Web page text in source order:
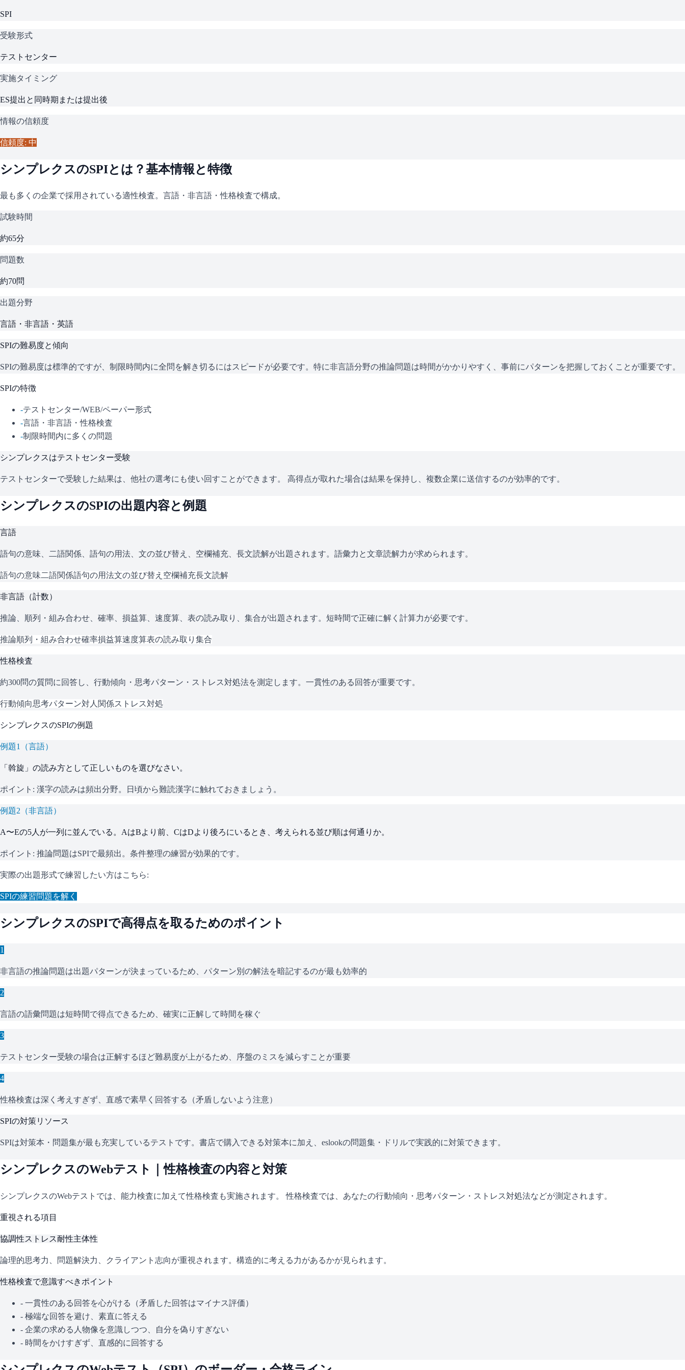
SPI
受験形式
テストセンター
実施タイミング
ES提出と同時期または提出後
情報の信頼度
信頼度: 中
シンプレクスのSPIとは？基本情報と特徴
最も多くの企業で採用されている適性検査。言語・非言語・性格検査で構成。
試験時間
約65分
問題数
約70問
出題分野
言語・非言語・英語
SPIの難易度と傾向
SPIの難易度は標準的ですが、制限時間内に全問を解き切るにはスピードが必要です。特に非言語分野の推論問題は時間がかかりやすく、事前にパターンを把握しておくことが重要です。
SPIの特徴
-テストセンター/WEB/ペーパー形式
-言語・非言語・性格検査
-制限時間内に多くの問題
シンプレクスはテストセンター受験
テストセンターで受験した結果は、他社の選考にも使い回すことができます。 高得点が取れた場合は結果を保持し、複数企業に送信するのが効率的です。
シンプレクスのSPIの出題内容と例題
言語
語句の意味、二語関係、語句の用法、文の並び替え、空欄補充、長文読解が出題されます。語彙力と文章読解力が求められます。
語句の意味二語関係語句の用法文の並び替え 空欄補充長文読解
非言語（計数）
推論、順列・組み合わせ、確率、損益算、速度算、表の読み取り、集合が出題されます。短時間で正確に解く計算力が必要です。
推論順列・組み合わせ確率損益算速度算表の読み取り 集合
性格検査
約300問の質問に回答し、行動傾向・思考パターン・ストレス対処法を測定します。一貫性のある回答が重要です。
行動傾向思考パターン対人関係ストレス対処
シンプレクスのSPIの例題
例題1 （言語）
「斡旋」の読み方として正しいものを選びなさい。
ポイント: 漢字の読みは頻出分野。日頃から難読漢字に触れておきましょう。
例題2 （非言語）
A〜Eの5人が一列に並んでいる。AはBより前、CはDより後ろにいるとき、考えられる並び順は何通りか。
ポイント: 推論問題はSPIで最頻出。条件整理の練習が効果的です。
実際の出題形式で練習したい方はこちら:
SPIの練習問題を解く
シンプレクスのSPIで高得点を取るためのポイント
1
非言語の推論問題は出題パターンが決まっているため、パターン別の解法を暗記するのが最も効率的
2
言語の語彙問題は短時間で得点できるため、確実に正解して時間を稼ぐ
3
テストセンター受験の場合は正解するほど難易度が上がるため、序盤のミスを減らすことが重要
4
性格検査は深く考えすぎず、直感で素早く回答する（矛盾しないよう注意）
SPIの対策リソース
SPIは対策本・問題集が最も充実しているテストです。書店で購入できる対策本に加え、eslookの問題集・ドリルで実践的に対策できます。
シンプレクスのWebテスト｜性格検査の内容と対策
シンプレクスのWebテストでは、能力検査に加えて性格検査も実施されます。 性格検査では、あなたの行動傾向・思考パターン・ストレス対処法などが測定されます。
重視される項目
協調性ストレス耐性主体性
論理的思考力、問題解決力、クライアント志向が重視されます。構造的に考える力があるかが見られます。
性格検査で意識すべきポイント
- 一貫性のある回答を心がける（矛盾した回答はマイナス評価）
- 極端な回答を避け、素直に答える
- 企業の求める人物像を意識しつつ、自分を偽りすぎない
- 時間をかけすぎず、直感的に回答する